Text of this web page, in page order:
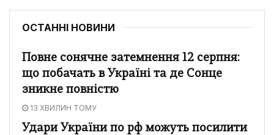
ОСТАННІ НОВИНИ
Повне сонячне затемнення 12 серпня:
що побачать в Україні та де Сонце
зникне повністю
13 ХВИЛИН ТОМУ
Удари України по рф можуть посилити